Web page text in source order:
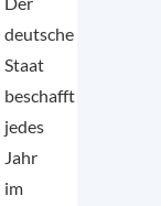
deutsche
Staat
beschafft
jedes
Jahr
im